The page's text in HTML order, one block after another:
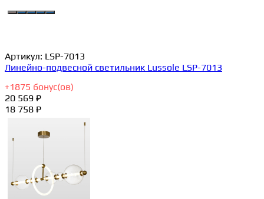
Артикул: LSP-7013
Линейно-подвесной светильник Lussole LSP-7013
+1875 бонус(ов)
20 569 ₽
18 758 ₽